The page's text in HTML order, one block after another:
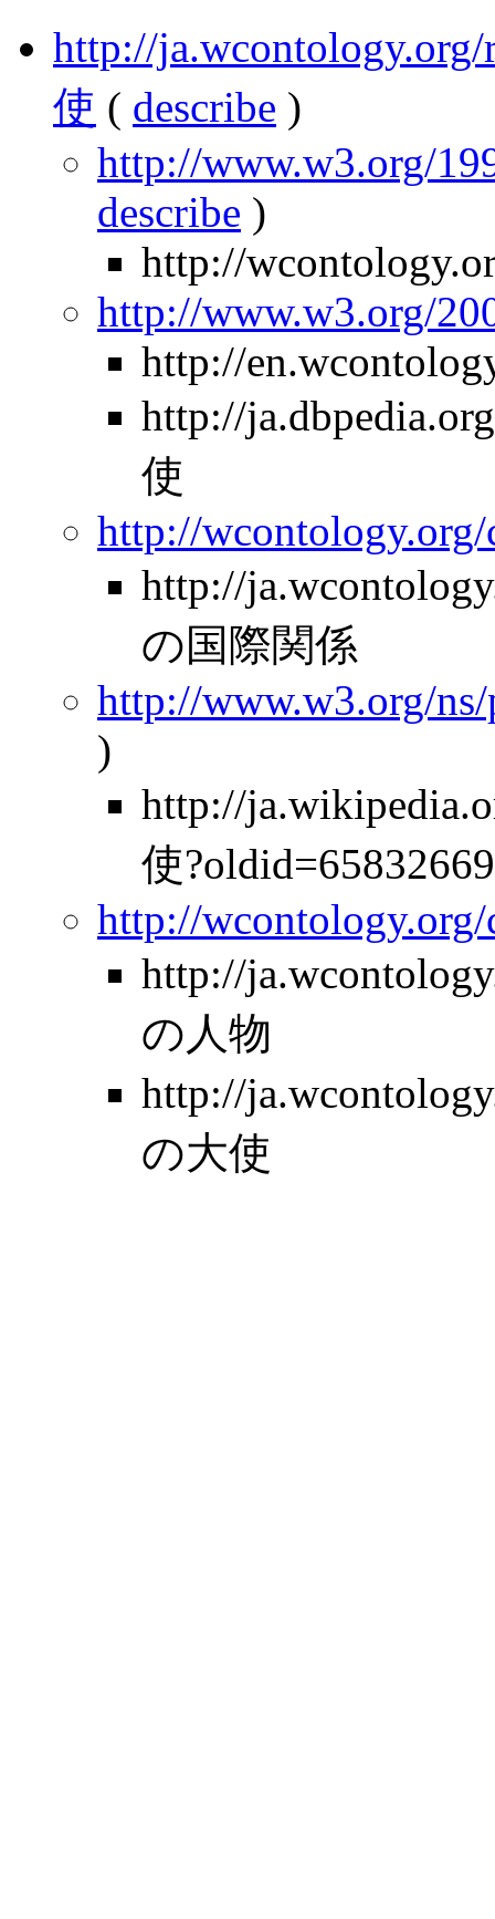
http://
使 ( describe )
http://www.w3.org/
describe )
http://
http://www.w3.org/
http://
http://
使
http://wcontology.org/
http://
の国際関係
http://www.w3.org/
)
http://
使?oldid=65832669
http://wcontology.org/
http://
の人物
http://
の大使